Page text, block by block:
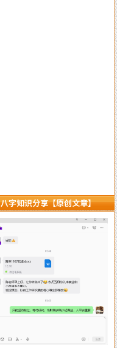
八字知识分享【原创文章】